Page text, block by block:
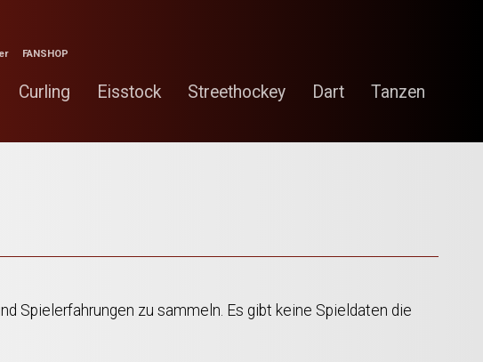
FANSHOP
Curling Eisstock Streethockey Dart Tanzen
Spielerfahrungen zu sammeln. Es gibt keine Spieldaten die